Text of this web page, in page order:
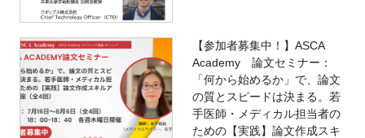
【参加者募集中！】ASCA
Academy 論文セミナー：
「何から始めるか」で、論文
の質とスピードは決まる。若
手医師・メディカル担当者の
ための【実践】論文作成スキ